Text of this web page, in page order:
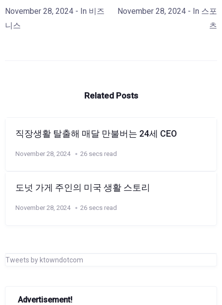
November 28, 2024 - In 비즈
니스
November 28, 2024 - In 스포
츠
Related Posts
직장생활 탈출해 매달 만불버는 24세 CEO
November 28, 2024 26 secs read
도넛 가게 주인의 미국 생활 스토리
November 28, 2024 26 secs read
Tweets by ktowndotcom
Advertisement!